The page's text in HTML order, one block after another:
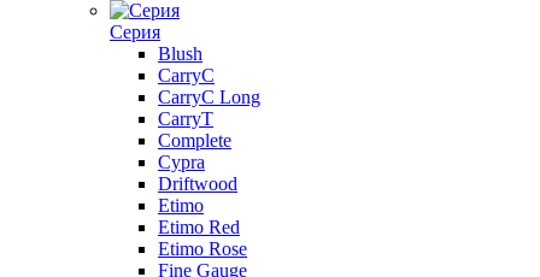
Серия
Blush
CarryC
CarryC Long
CarryT
Complete
Cypra
Driftwood
Etimo
Etimo Red
Etimo Rose
Fine Gauge